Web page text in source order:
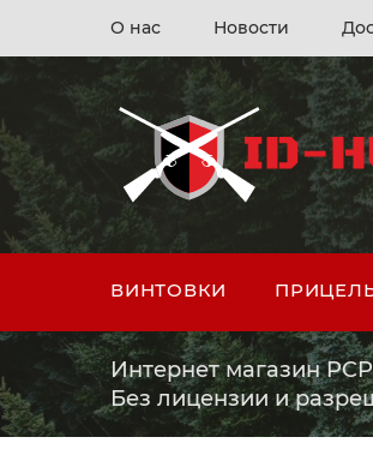
О нас Новости
ВИНТОВКИ
Интернет магазин
Без лицензии и